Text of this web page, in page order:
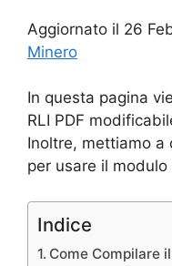
Aggiornato il 26
Minero
In questa pagina
RLI PDF
Inoltre, mettiamo a
per usare il
Indice
Come Compilare